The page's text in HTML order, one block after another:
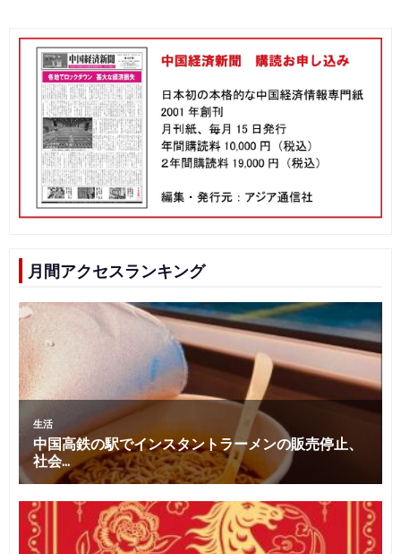
月間アクセスランキング